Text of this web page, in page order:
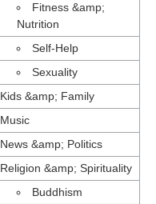
Fitness &amp;
Nutrition
Self-Help
Sexuality
Kids &amp; Family
Music
News &amp; Politics
Religion &amp; Spirituality
Buddhism